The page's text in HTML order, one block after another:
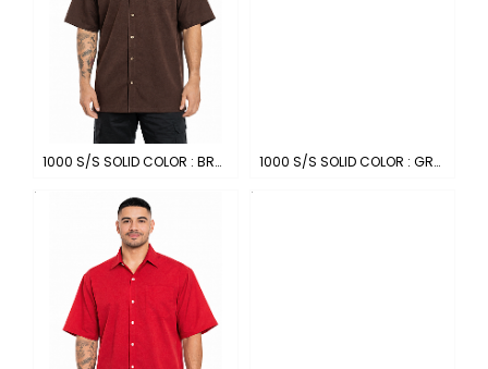
1000 S/S SOLID COLOR : BROWN 1000 S/S SOLID COLOR : GREY